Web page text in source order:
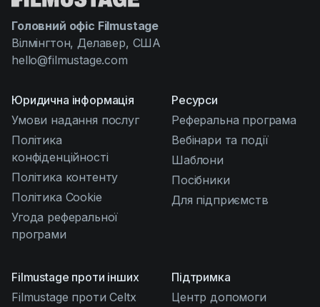
Головний офіс Filmustage
Вілмінгтон, Делавер, США
hello@filmustage.com
Юридична інформація
Умови надання послуг
Політика
конфіденційності
Політика контенту
Політика Cookie
Угода реферальної
програми
Ресурси
Реферальна програма
Вебінари та події
Шаблони
Посібники
Для підприємств
Filmustage проти інших
Filmustage проти Celtx
Підтримка
Центр допомоги